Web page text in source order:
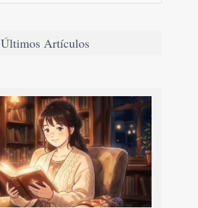
Últimos Artículos